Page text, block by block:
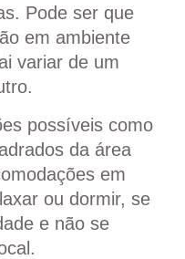
Pode ser que
em ambiente
variar de um
possíveis como
da área
em
ou dormir, se
e não se